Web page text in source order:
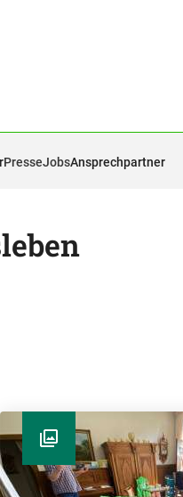
PresseJobsAnsprechpartner